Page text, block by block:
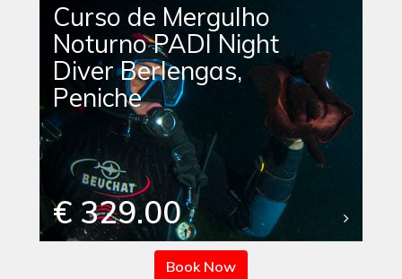
Curso de Mergulho
Noturno PADI Night
Diver Berlengas,
Peniche
€ 329.00
Book Now